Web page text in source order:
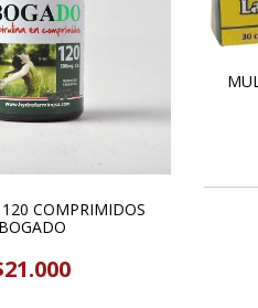
COMPRIMIDOS
BOGADO